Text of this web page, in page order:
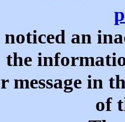
an
the
message in
of